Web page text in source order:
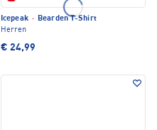
Icepeak · Bearden T-Shirt
Herren
€ 24,99